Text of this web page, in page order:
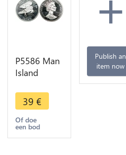
P5586 Man
Island
Elizabeth II
Flight Otto
Lilienthal
1994 Silver
39 €
Of doe
een bod
Publish an
item now